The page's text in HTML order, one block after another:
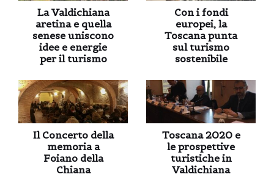
La Valdichiana
aretina e quella
senese uniscono
idee e energie
per il turismo
Con i fondi
europei, la
Toscana punta
sul turismo
sostenibile
Il Concerto della
memoria a
Foiano della
Chiana
Toscana 2020 e
le prospettive
turistiche in
Valdichiana